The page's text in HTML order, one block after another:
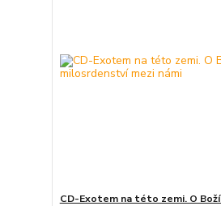
CD-Exotem na této zemi. O